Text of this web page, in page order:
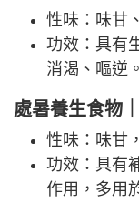
性味：味甘
功效：具有
消渴、嘔逆。
處暑養生食物
性味：味甘
功效：具有
作用，多用